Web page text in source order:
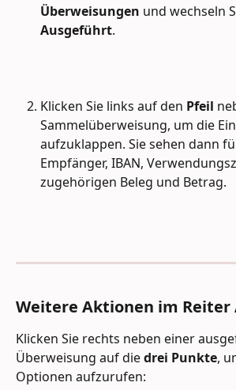
Überweisungen und wechseln
Ausgeführt.
Klicken Sie links auf den Pfeil
Sammelüberweisung, um die
aufzuklappen. Sie sehen dann
Empfänger, IBAN,
zugehörigen Beleg und Betrag.
Weitere Aktionen im
Klicken Sie rechts neben einer
Überweisung auf die drei Punkte,
Optionen aufzurufen: